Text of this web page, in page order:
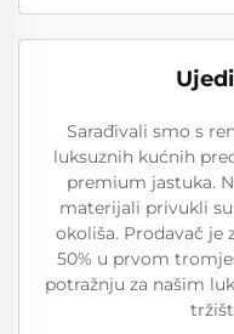
Sarađivali smo s
luksuznih kućnih
premium jastuka.
materijali privukli
okoliša. Prodavač je
50% u prvom
potražnju za našim